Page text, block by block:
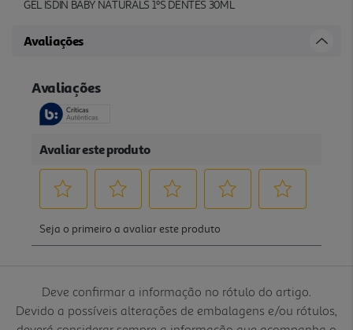
GEL ISDIN BABY NATURALS 1ºS DENTES 30ML
Avaliações
Deve confirmar a informação no rótulo do artigo.
Devido a possíveis alterações de embalagens e/ou rótulos,